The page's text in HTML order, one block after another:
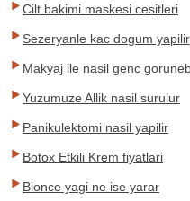
Cilt bakimi maskesi cesitleri
Sezeryanle kac dogum yapilir
Makyaj ile nasil genc
Yuzumuze Allik nasil surulur
Panikulektomi nasil yapilir
Botox Etkili Krem fiyatlari
Bionce yagi ne ise yarar